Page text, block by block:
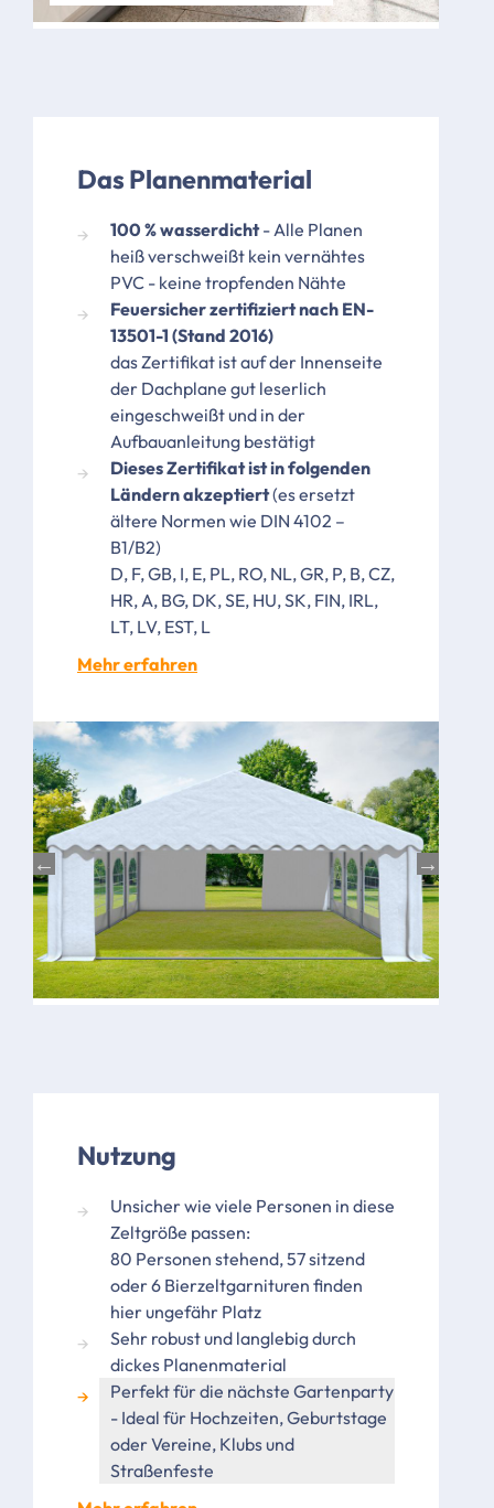
Das Planenmaterial
100 % wasserdicht- Alle Planen
heiß verschweißt kein vernähtes
PVC - keine tropfenden Nähte
Feuersicher zertifiziert nach EN-
13501-1 (Stand 2016)
das Zertifikat ist auf der Innenseite
der Dachplane gut leserlich
eingeschweißt und in der
Aufbauanleitung bestätigt
Dieses Zertifikat ist in folgenden
Ländern akzeptiert(es ersetzt
ältere Normen wie DIN 4102 –
B1/B2)
D, F, GB, I, E, PL, RO, NL, GR, P, B, CZ,
HR, A, BG, DK, SE, HU, SK, FIN, IRL,
LT, LV, EST, L
Mehr erfahren
Nutzung
Unsicher wie viele Personen in diese
Zeltgröße passen:
80 Personen stehend, 57 sitzend
oder 6 Bierzeltgarnituren finden
hier ungefähr Platz
Sehr robust und langlebig durch
dickes Planenmaterial
Perfekt für die nächste Gartenparty
- Ideal für Hochzeiten, Geburtstage
oder Vereine, Klubs und
Straßenfeste